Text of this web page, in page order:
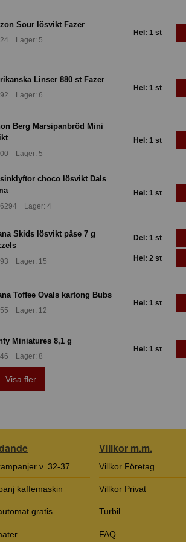
Sour lösvikt Fazer
Lager: 5
Hel: 1 st
Linser 880 st Fazer
Lager: 6
Hel: 1 st
Berg Marsipanbröd Mini
Lager: 5
Hel: 1 st
choco lösvikt Dals
Lager: 4
Hel: 1 st
Skids lösvikt påse 7 g
Lager: 15
Del: 1 st
Hel: 2 st
Toffee Ovals kartong Bubs
Lager: 12
Hel: 1 st
Miniatures 8,1 g
Lager: 8
Hel: 1 st
Visa fler
v. 32-37
kaffemaskin
gratis
Villkor m.m.
Villkor Företag
Villkor Privat
Turbil
FAQ